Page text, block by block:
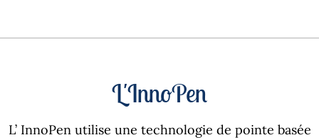
L'InnoPen
L’ InnoPen utilise une technologie de pointe basée